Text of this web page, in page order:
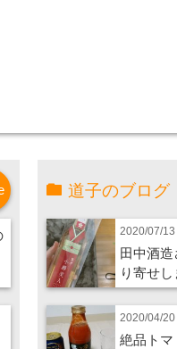
道子のブログ
2020/07/13
田中酒
り寄せ
2020/04/20
絶品トマ